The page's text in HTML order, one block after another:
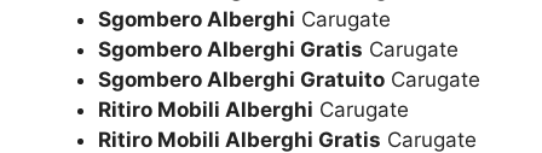
Sgombero Alberghi Carugate
Sgombero Alberghi Gratis Carugate
Sgombero Alberghi Gratuito Carugate
Ritiro Mobili Alberghi Carugate
Ritiro Mobili Alberghi Gratis Carugate